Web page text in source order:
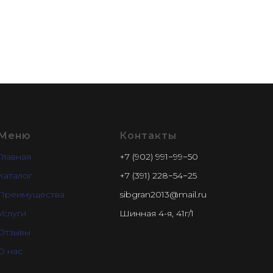
нас
Контакты
+7 (902) 991−99−50
+7 (391) 228−54−25
sibgran2013@mail.ru
Шинная 4-я, 41г/1